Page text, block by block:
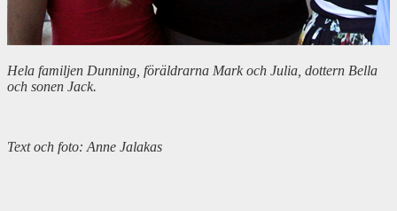
Hela familjen Dunning, föräldrarna Mark och Julia, dottern Bella
och sonen Jack.
Text och foto: Anne Jalakas